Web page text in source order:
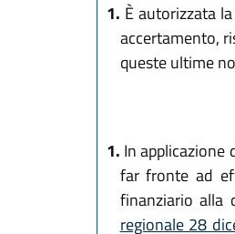
1. È autorizzata
accertamento,
queste ultime
1. In applicazione
far fronte ad
finanziario alla
regionale 28